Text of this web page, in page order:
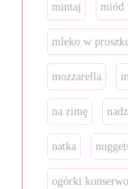
mintaj miód
mleko w
mozzarella
na zimę
natka
ogórki